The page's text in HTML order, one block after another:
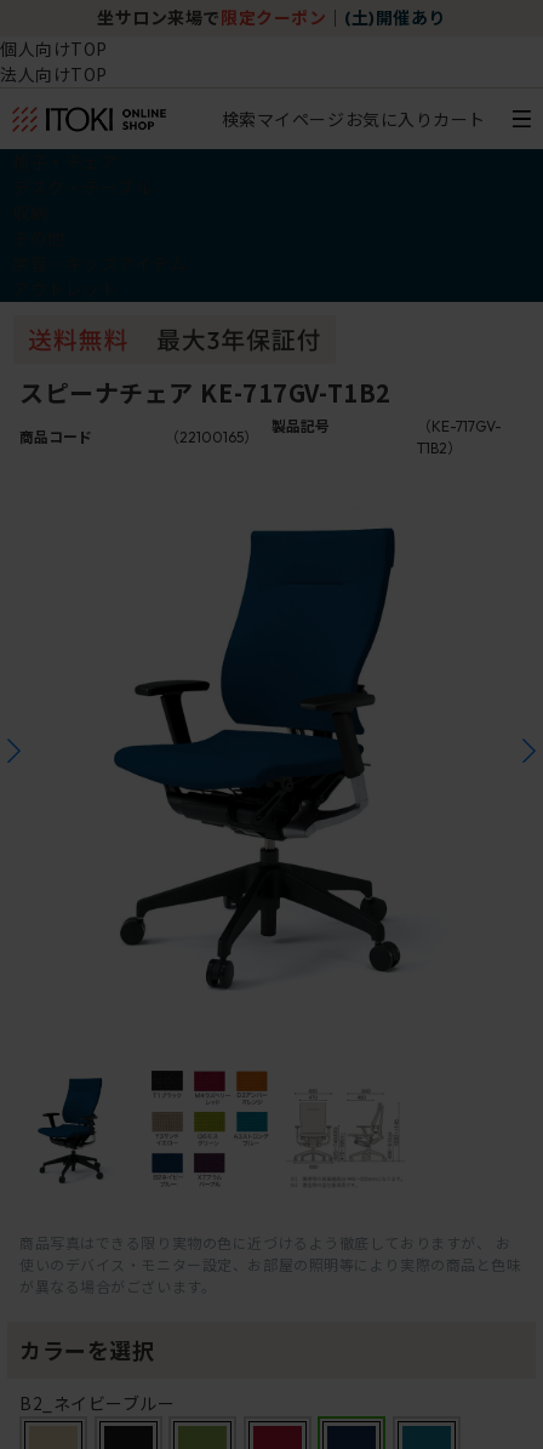
坐サロン来場で 限定クーポン (土)開催あり
個人向けTOP
法人向けTOP
検索マイページ お気に入り カート
スピーナチェア KE-717GV-T1B2
商品コード （22100165）
製品記号
（KE-717GV-
T1B2）
商品写真はできる限り実物の色に近づけるよう徹底しておりますが、 お
使いのデバイス・モニター設定、お部屋の照明等により実際の商品と色味
が異なる場合がございます。
カラーを選択
B2_ネイビーブルー